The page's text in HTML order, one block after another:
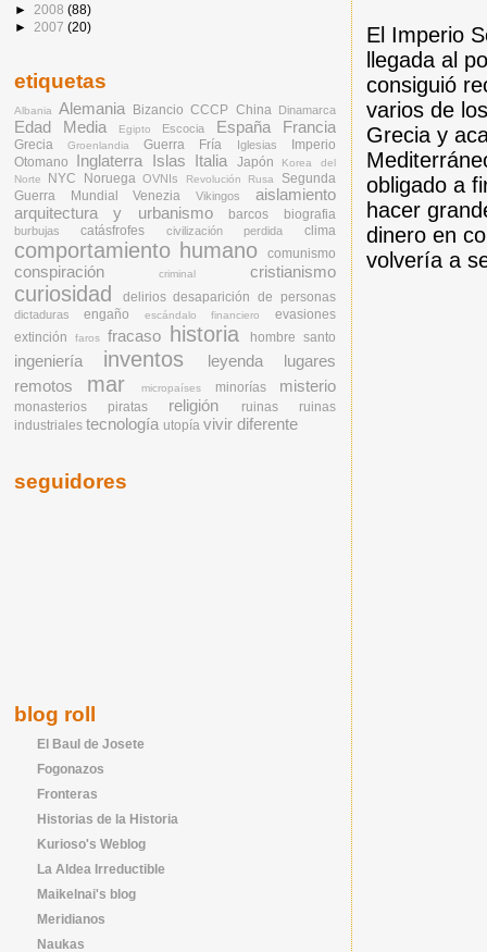
El Imperio
llegada al
consiguió
varios de
Grecia y
obligado a
hacer
dinero en
volvería a
► 2008 (88)
► 2007 (20)
etiquetas
Albania Alemania Bizancio CCCP China Dinamarca
Edad Media Egipto Escocia España Francia
Grecia Groenlandia Guerra Fría Iglesias
Imperio
Otomano
Inglaterra Islas Italia Japón
Korea del
Norte
NYC Noruega OVNIs Revolución Rusa
Segunda
Guerra Mundial
Venezia Vikingos
aislamiento
arquitectura y urbanismo
barcos biografia
burbujas catásfrofes civilización perdida clima
comportamiento humano comunismo
conspiración criminal cristianismo
curiosidad delirios desaparición de personas
dictaduras engaño escándalo financiero
evasiones
extinción
faros fracaso historia hombre santo
ingeniería inventos leyenda
lugares
remotos
mar micropaíses minorías misterio
monasterios piratas religión ruinas
ruinas
industriales tecnología utopía vivir diferente
seguidores
blog roll
El Baul de Josete
Fogonazos
Fronteras
Historias de la Historia
Kurioso's Weblog
La Aldea Irreductible
Maikelnai's blog
Meridianos
Naukas